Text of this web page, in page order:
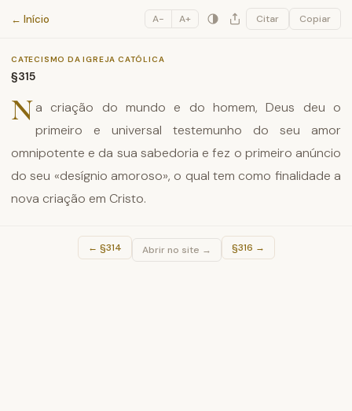
Catecismo da Igreja Católica
← Início A− A+ Citar Copiar
CATECISMO DA IGREJA CATÓLICA
§315
Na criação do mundo e do homem, Deus deu o
primeiro e universal testemunho do seu amor
omnipotente e da sua sabedoria e fez o primeiro anúncio
do seu «desígnio amoroso», o qual tem como finalidade a
nova criação em Cristo.
← §314 Abrir no site → §316 →